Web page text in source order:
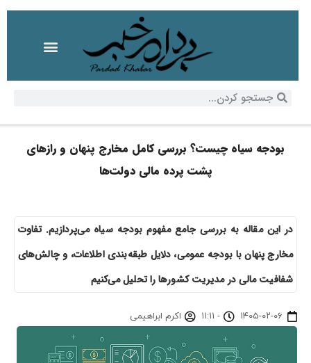
بودجه سیاه چیست؟ بررسی کامل مخارج پنهان و رازهای
پشت پرده مالی دولت‌ها
در این مقاله به بررسی جامع مفهوم بودجه سیاه می‌پردازیم. تفاوت
مخارج پنهان با بودجه عمومی، دلایل طبقه‌بندی اطلاعات، و چالش‌های
شفافیت مالی در مدیریت کشورها را تحلیل می‌کنیم
۱۴۰۵-۰۲-۰۶ - ۱۱:۱۱ اکرم ابراهیمی